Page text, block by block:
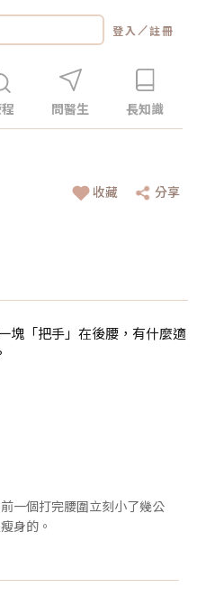
登入 ／註冊
問醫生 長知識
收藏 分享
塊「把手」在後腰，有什麼適
一個打完腰圍立刻小了幾公
身的。